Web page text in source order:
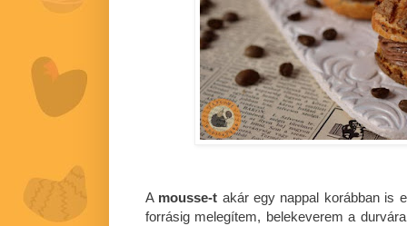
A mousse-t akár egy nappal korábban is
forrásig melegítem, belekeverem a